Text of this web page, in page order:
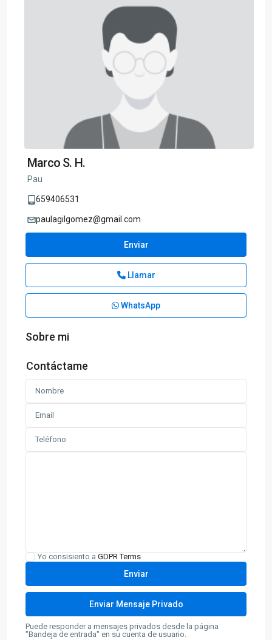
Marco S. H.
Pau
659406531
paulagilgomez@gmail.com
Enviar
Llamar
WhatsApp
Sobre mi
Contáctame
Yo consisiento a GDPR Terms
Puede responder a mensajes privados desde la página
"Bandeja de entrada" en su cuenta de usuario.